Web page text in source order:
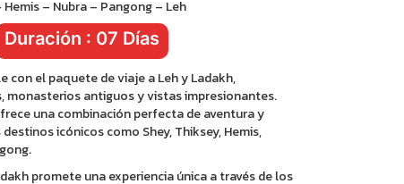
– Nubra – Pangong – Leh
Duración : 07 Días
con el paquete de viaje a Leh y Ladakh,
monasterios antiguos y vistas impresionantes.
una combinación perfecta de aventura y
icónicos como Shey, Thiksey, Hemis,
promete una experiencia única a través de los